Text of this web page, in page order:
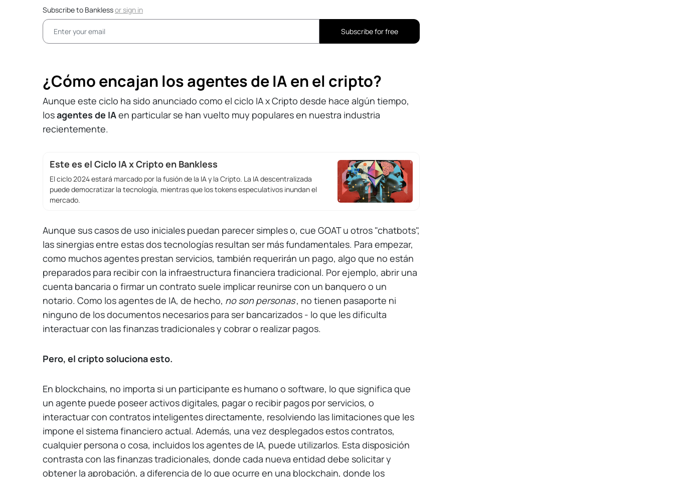
Subscribe to Banklessorsign in
Subscribe for free
¿Cómo encajan los agentes de IA en el cripto?
Aunque este ciclo ha sido anunciado como el ciclo IA x Cripto desde hace algún tiempo,
losagentes de IAen particular se han vuelto muy populares en nuestra industria
recientemente.
Este es el Ciclo IA x Cripto en Bankless
El ciclo 2024 estará marcado por la fusión de la IA y la Cripto. La IA descentralizada
puede democratizar la tecnología, mientras que los tokens especulativos inundan el
mercado.
Aunque sus casos de uso iniciales puedan parecer simples o, cue GOAT u otros "chatbots",
las sinergias entre estas dos tecnologías resultan ser más fundamentales. Para empezar,
como muchos agentes prestan servicios, también requerirán un pago, algo que no están
preparados para recibir con la infraestructura financiera tradicional. Por ejemplo, abrir una
cuenta bancaria o firmar un contrato suele implicar reunirse con un banquero o un
notario. Como los agentes de IA, de hecho, no son personas, no tienen pasaporte ni
ninguno de los documentos necesarios para ser bancarizados - lo que les dificulta
interactuar con las finanzas tradicionales y cobrar o realizar pagos.
Pero, el cripto soluciona esto.
En blockchains, no importa si un participante es humano o software, lo que significa que
un agente puede poseer activos digitales, pagar o recibir pagos por servicios, o
interactuar con contratos inteligentes directamente, resolviendo las limitaciones que les
impone el sistema financiero actual. Además, una vez desplegados estos contratos,
cualquier persona o cosa, incluidos los agentes de IA, puede utilizarlos. Esta disposición
contrasta con las finanzas tradicionales, donde cada nueva entidad debe solicitar y
obtener la aprobación, a diferencia de lo que ocurre en una blockchain, donde los